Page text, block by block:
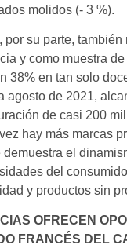
molidos (- 3 %).
por su parte, también
y como muestra
38% en tan solo
agosto de 2021,
de casi 200
hay más marcas
el
del
y productos sin
OFRECEN
FRANCÉS DEL